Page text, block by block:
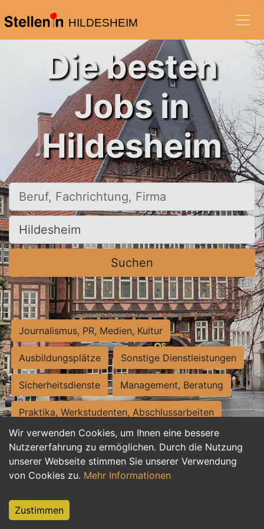
HILDESHEIM
Wir verwenden Cookies, um Ihnen eine bessere
Nutzererfahrung zu ermöglichen. Durch die Nutzung
unserer Webseite stimmen Sie unserer Verwendung
von Cookies zu. Mehr Informationen
Zustimmen
Die besten
Jobs in
Hildesheim
Beruf, Fachrichtung, Firma
Ort, Stadt
Suchen
Journalismus, PR, Medien, Kultur
Ausbildungsplätze Sonstige Dienstleistungen
Sicherheitsdienste Management, Beratung
Praktika, Werkstudenten, Abschlussarbeiten
Personalwesen Assistenz, Sekretariat
Hilfskräfte, Aushilfs- und Nebenjobs
Weiterbildung, Studium, duale Ausbildung